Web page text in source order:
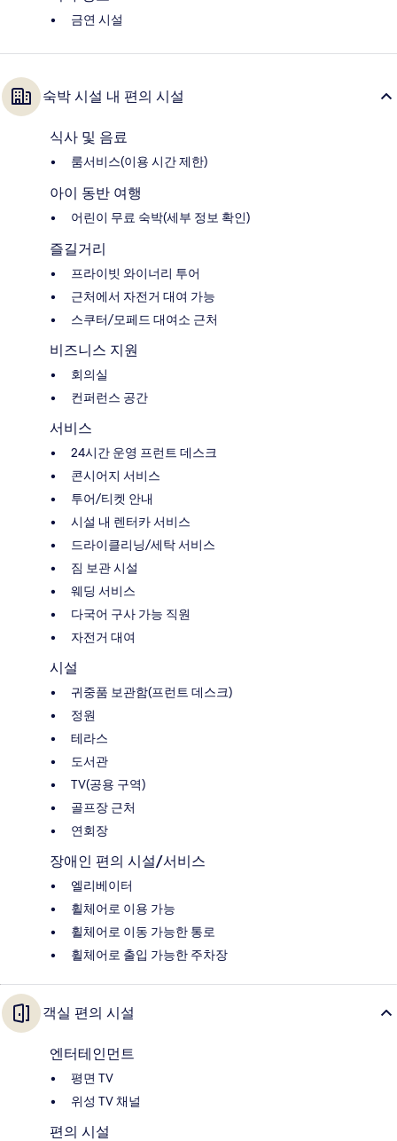
금연 시설
숙박 시설 내 편의 시설
식사 및 음료
룸서비스(이용 시간 제한)
아이 동반 여행
어린이 무료 숙박(세부 정보 확인)
즐길거리
프라이빗 와이너리 투어
근처에서 자전거 대여 가능
스쿠터/모페드 대여소 근처
비즈니스 지원
회의실
컨퍼런스 공간
서비스
24시간 운영 프런트 데스크
콘시어지 서비스
투어/티켓 안내
시설 내 렌터카 서비스
드라이클리닝/세탁 서비스
짐 보관 시설
웨딩 서비스
다국어 구사 가능 직원
자전거 대여
시설
귀중품 보관함(프런트 데스크)
정원
테라스
도서관
TV(공용 구역)
골프장 근처
연회장
장애인 편의 시설/서비스
엘리베이터
휠체어로 이용 가능
휠체어로 이동 가능한 통로
휠체어로 출입 가능한 주차장
객실 편의 시설
엔터테인먼트
평면 TV
위성 TV 채널
편의 시설